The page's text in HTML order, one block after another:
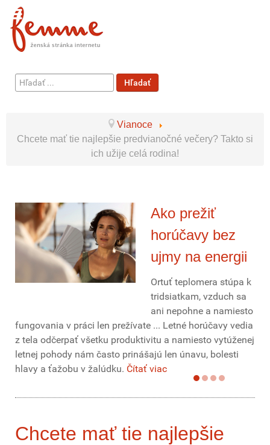
Hľadať
...
Hľadať
Vianoce
Chcete mať tie najlepšie predvianočné večery? Takto si
ich užije celá rodina!
Ako prežiť
horúčavy bez
ujmy na energii
Ortuť teplomera stúpa k
tridsiatkam, vzduch sa
ani nepohne a namiesto
fungovania v práci len prežívate ... Letné horúčavy vedia
z tela odčerpať všetku produktivitu a namiesto vytúženej
letnej pohody nám často prinášajú len únavu, bolesti
hlavy a ťažobu v žalúdku. Čítať viac
Chcete mať tie najlepšie